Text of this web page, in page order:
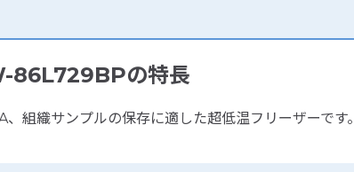
の特長
組織サンプルの保存に適した超低温フリーザーです。